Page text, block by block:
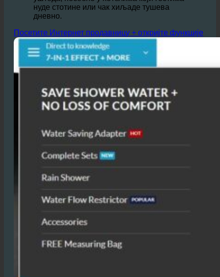
Ово смањује потрошњу воде до
501ТП3Т,
што може довести до значајних
уштеда, посебно у хотелима који гостима
нуде стотине или чак хиљаде тушева
дневно.
Посетите Интернет продавницу + откријте функције